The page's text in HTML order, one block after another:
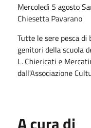
Mercoledì 5 agosto
Chiesetta Pavarano
Tutte le sere pesca di
genitori della scuola
L. Chiericati e
dall'Associazione